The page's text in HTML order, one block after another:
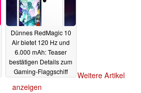
Dünnes RedMagic 10
Air bietet 120 Hz und
6.000 mAh: Teaser
bestätigen Details zum
Gaming-Flaggschiff
Weitere Artikel
anzeigen